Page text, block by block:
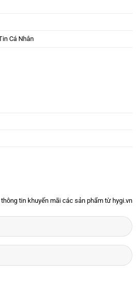
Cá Nhân
tin khuyến mãi các sản phẩm từ hygi.vn